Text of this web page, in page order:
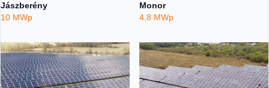
Jászberény
10 MWp
Monor
4,8 MWp